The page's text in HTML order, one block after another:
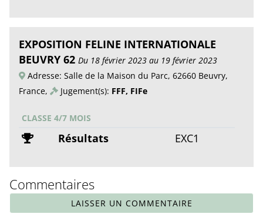
EXPOSITION FELINE INTERNATIONALE
BEUVRY 62 Du 18 février 2023 au 19 février 2023
Adresse: Salle de la Maison du Parc, 62660 Beuvry,
France,
Jugement(s): FFF, FIFe
CLASSE 4/7 MOIS
Résultats EXC1
Commentaires
LAISSER UN COMMENTAIRE